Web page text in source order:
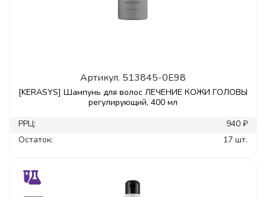
Артикул. 513845-0E98
[KERASYS] Шампунь для волос ЛЕЧЕНИЕ КОЖИ ГОЛОВЫ
регулирующий, 400 мл
РРЦ:
940 ₽
Остаток:
17 шт.